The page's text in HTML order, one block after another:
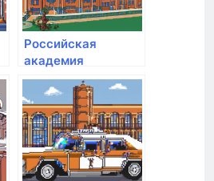
Российская
академия
народного
хозяйства и
государственной
службы при
Президенте РФ